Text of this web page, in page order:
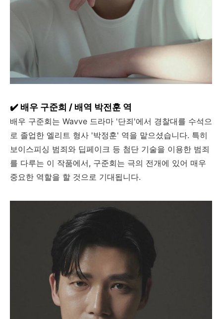
✔️ 배우 구준희 / 배역 박전훈 역
배우 구준회는 Wavve 드라마 '단죄'에서 경찰대를 수석으
로 졸업한 엘리트 형사 '박정훈' 역을 맡으셨습니다. 특히
보이스피싱 범죄와 딥페이크 등 첨단 기술을 이용한 범죄
를 다루는 이 작품에서, 구준회는 극의 전개에 있어 매우
중요한 역할을 할 것으로 기대됩니다.